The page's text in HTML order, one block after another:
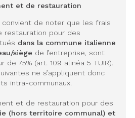
et de restauration
convient de noter que les frais
restauration pour des
dans la commune italienne
siège de l’entreprise, sont
de 75% (art. 109 alinéa 5 TUIR).
ne s’appliquent donc
intra-communaux.
et de restauration pour des
(hors territoire communal) et